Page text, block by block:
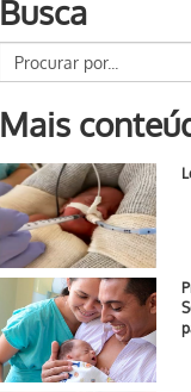
Busca
Mais